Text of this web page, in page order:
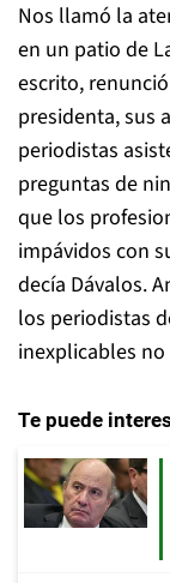
Nos llamó la
en un patio de
escrito,
presidenta, sus
periodistas
preguntas de
que los
impávidos con
decía Dávalos.
los periodistas
inexplicables
Te puede